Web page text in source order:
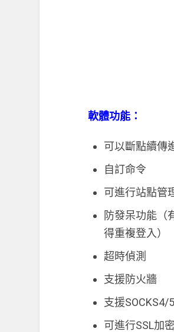
軟體功能：
可以斷點續傳
自訂命令
可進行站點管
防發呆功能（
得重複登入）
超時偵測
支援防火牆
支援SOCKS4/
可進行SSL加